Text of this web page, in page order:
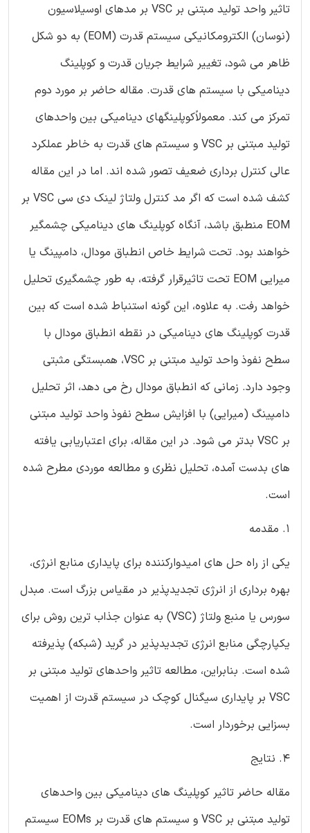
تاثیر واحد تولید مبتنی بر VSC بر مدهای اوسیلاسیون
(نوسان) الکترومکانیکی سیستم قدرت (EOM) به دو شکل
ظاهر می شود، تغییر شرایط جریان قدرت و کوپلینگ
دینامیکی با سیستم های قدرت. مقاله حاضر بر مورد دوم
تمرکز می کند. معمولاًکوپلینگهای دینامیکی بین واحدهای
تولید مبتنی بر VSC و سیستم های قدرت به خاطر عملکرد
عالی کنترل برداری ضعیف تصور شده اند. اما در این مقاله
کشف شده است که اگر مد کنترل ولتاژ لینک دی سی VSC بر
EOM منطبق باشد، آنگاه کوپلینگ های دینامیکی چشمگیر
خواهند بود. تحت شرایط خاص انطباق مودال، دامپینگ یا
میرایی EOM تحت تاثیرقرار گرفته، به طور چشمگیری تحلیل
خواهد رفت. به علاوه، این گونه استنباط شده است که بین
قدرت کوپلینگ های دینامیکی در نقطه انطباق مودال با
سطح نفوذ واحد تولید مبتنی بر VSC، همبستگی مثبتی
وجود دارد. زمانی که انطباق مودال رخ می دهد، اثر تحلیل
دامپینگ (میرایی) با افزایش سطح نفوذ واحد تولید مبتنی
بر VSC بدتر می شود. در این مقاله، برای اعتباریابی یافته
های بدست آمده، تحلیل نظری و مطالعه موردی مطرح شده
است.
1. مقدمه
یکی از راه حل های امیدوارکننده برای پایداری منابع انرژی،
بهره برداری از انرژی تجدیدپذیر در مقیاس بزرگ است. مبدل
سورس یا منبع ولتاژ (VSC) به عنوان جذاب ترین روش برای
یکپارچگی منابع انرژی تجدیدپذیر در گرید (شبکه) پذیرفته
شده است. بنابراین، مطالعه تاثیر واحدهای تولید مبتنی بر
VSC بر پایداری سیگنال کوچک در سیستم قدرت از اهمیت
بسزایی برخوردار است.
4. نتایج
مقاله حاضر تاثیر کوپلینگ های دینامیکی بین واحدهای
تولید مبتنی بر VSC و سیستم های قدرت بر EOMs سیستم